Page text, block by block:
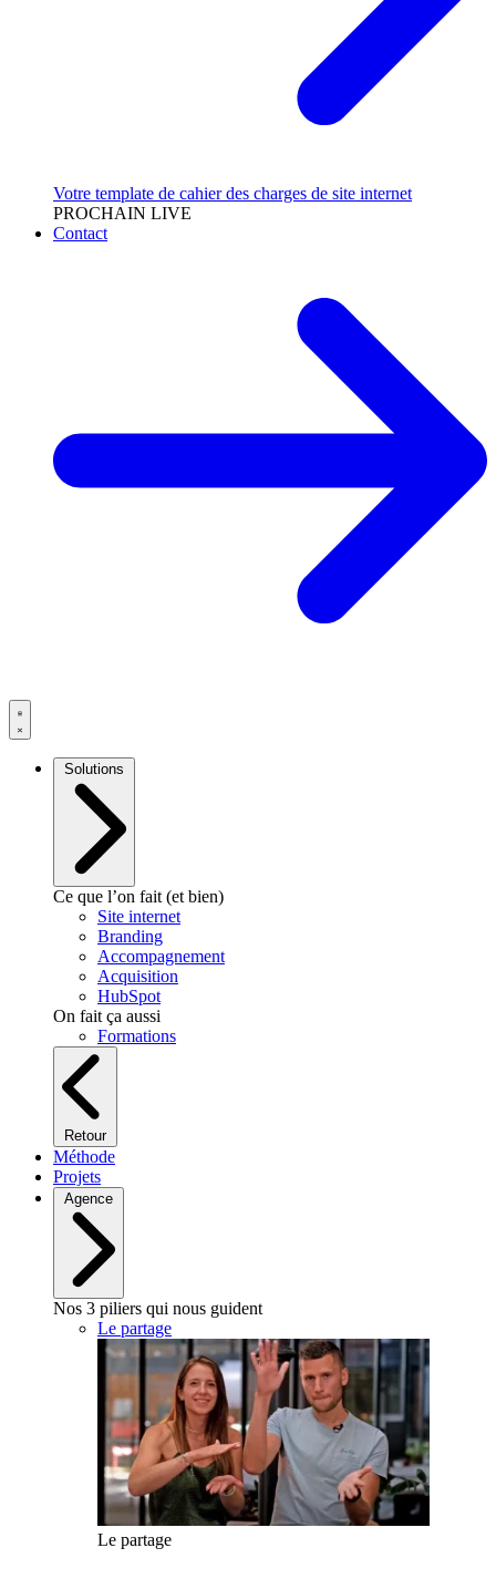
Votre template de cahier des charges de site internet
PROCHAIN LIVE
Contact
Solutions
Ce que l’on fait (et bien)
Site internet
Branding
Accompagnement
Acquisition
HubSpot
On fait ça aussi
Formations
Retour
Méthode
Projets
Agence
Nos 3 piliers qui nous guident
Le partage
Le partage